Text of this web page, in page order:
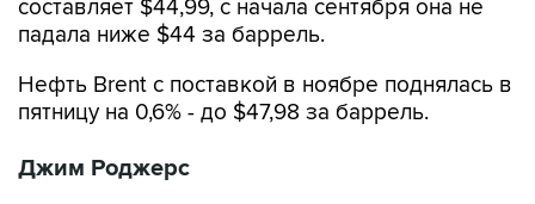
Нефть Brent с поставкой в ноябре поднялась в
Джим Роджерс
Джим Роджерс в начале 1970-х годов вместе с